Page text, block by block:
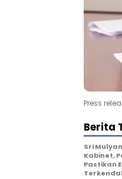
Press
Berita
Sri
Kabinet,
Pastikan